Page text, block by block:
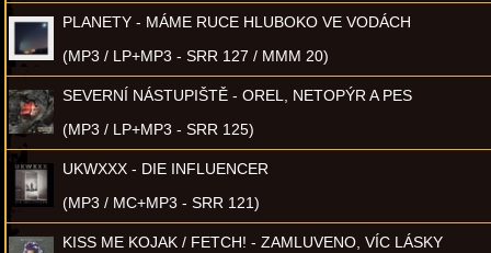
PLANETY - MÁME RUCE HLUBOKO VE VODÁCH
(MP3 / LP+MP3 - SRR 127 / MMM 20)
SEVERNÍ NÁSTUPIŠTĚ - OREL, NETOPÝR A PES
(MP3 / LP+MP3 - SRR 125)
UKWXXX - DIE INFLUENCER
(MP3 / MC+MP3 - SRR 121)
KISS ME KOJAK / FETCH! - ZAMLUVENO, VÍC LÁSKY